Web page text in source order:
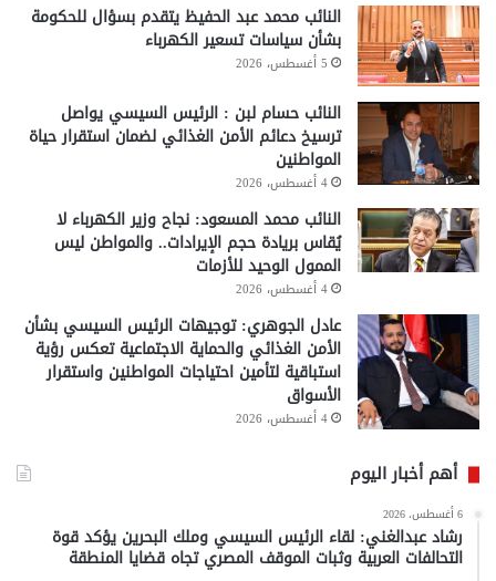
النائب محمد عبد الحفيظ يتقدم بسؤال للحكومة
بشأن سياسات تسعير الكهرباء
5 أغسطس، 2026
النائب حسام لبن : الرئيس السيسي يواصل
ترسيخ دعائم الأمن الغذائي لضمان استقرار حياة
المواطنين
4 أغسطس، 2026
النائب محمد المسعود: نجاح وزير الكهرباء لا
يُقاس بريادة حجم الإيرادات.. والمواطن ليس
الممول الوحيد للأزمات
4 أغسطس، 2026
عادل الجوهري: توجيهات الرئيس السيسي بشأن
الأمن الغذائي والحماية الاجتماعية تعكس رؤية
استباقية لتأمين احتياجات المواطنين واستقرار
الأسواق
4 أغسطس، 2026
أهم أخبار اليوم
6 أغسطس، 2026
رشاد عبدالغني: لقاء الرئيس السيسي وملك البحرين يؤكد قوة
التحالفات العربية وثبات الموقف المصري تجاه قضايا المنطقة